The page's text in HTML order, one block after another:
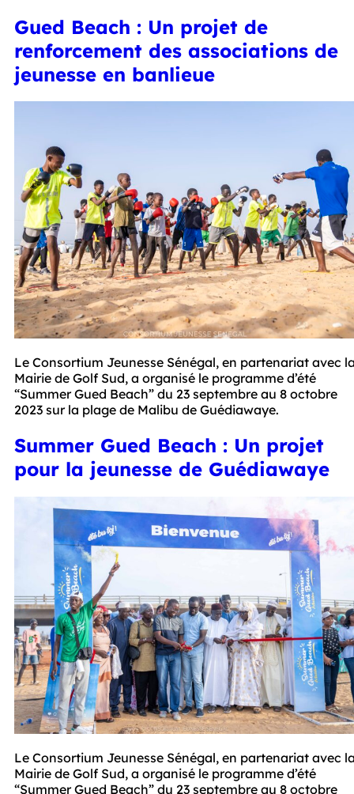
Gued Beach : Un projet de
renforcement des associations de
jeunesse en banlieue
Le Consortium Jeunesse Sénégal, en partenariat avec
Mairie de Golf Sud, a organisé le programme d’été
“Summer Gued Beach” du 23 septembre au 8 octobre
2023 sur la plage de Malibu de Guédiawaye.
Summer Gued Beach : Un projet
pour la jeunesse de Guédiawaye
Le Consortium Jeunesse Sénégal, en partenariat avec
Mairie de Golf Sud, a organisé le programme d’été
“Summer Gued Beach” du 23 septembre au 8 octobre